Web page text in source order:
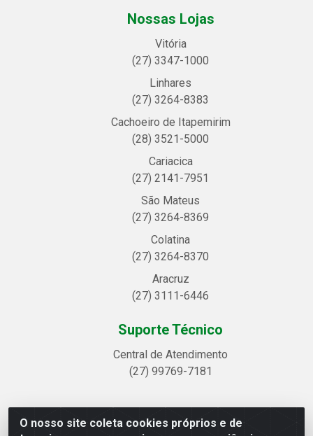
O nosso site coleta cookies próprios e de
Nossas Lojas
Vitória
(27) 3347-1000
Linhares
(27) 3264-8383
Cachoeiro de Itapemirim
(28) 3521-5000
Cariacica
(27) 2141-7951
São Mateus
(27) 3264-8369
Colatina
(27) 3264-8370
Aracruz
(27) 3111-6446
Suporte Técnico
Central de Atendimento
(27) 99769-7181
Linhavix Distribuidora LTDA - Avenida Alegre, 2521 -